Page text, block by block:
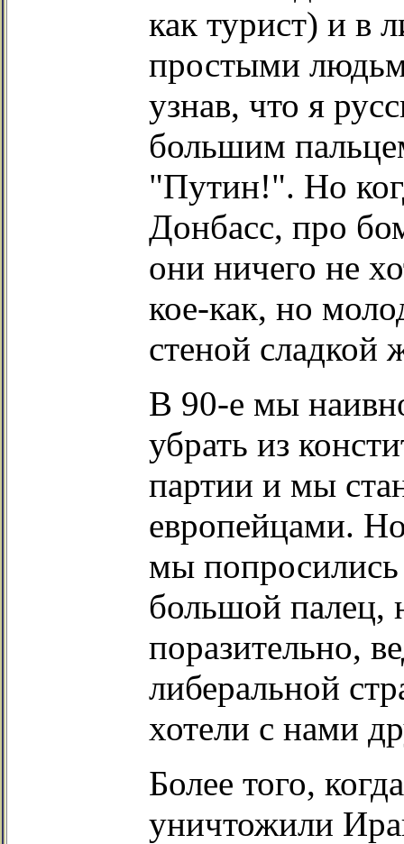
как турист) и в
простыми
узнав, что я
большим
"Путин!". Но
Донбасс, про
они ничего не
кое-как, но
стеной сладкой
В 90-е мы
убрать из
партии и мы
европейцами.
мы
большой палец,
поразительно,
либеральной
хотели с нами
Более того,
уничтожили